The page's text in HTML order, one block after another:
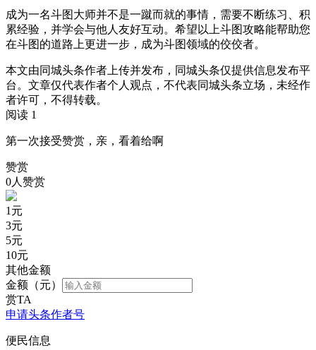
成为一名斗图大师并不是一蹴而就的事情，需要不断练习、积
累经验，并学会与他人友好互动。希望以上斗图攻略能帮助您
在斗图的道路上更进一步，成为斗图领域的佼佼者。
本文由同城头条作者上传并发布，同城头条仅提供信息发布平
台。文章仅代表作者个人观点，不代表同城头条立场，未经作
者许可，不得转载。
阅读 1
第一次接受赞赏，亲，看着给啊
赞赏
0人赞赏
1 元
3元
5元
10元
其他金额
金额（元）
赏TA
申请头条作者号
便民信息